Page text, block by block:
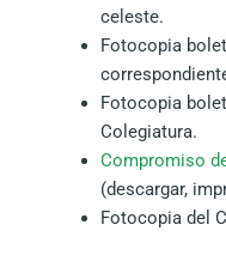
celeste.
Fotocopia
Fotocopia
Colegiatura.
Compromiso
(descargar,
Fotocopia del